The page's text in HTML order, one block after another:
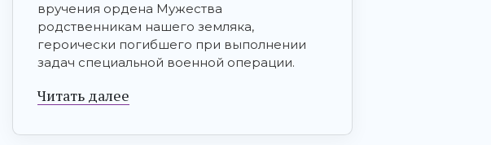
вручения ордена Мужества
родственникам нашего земляка,
героически погибшего при выполнении
задач специальной военной операции.
Читать далее